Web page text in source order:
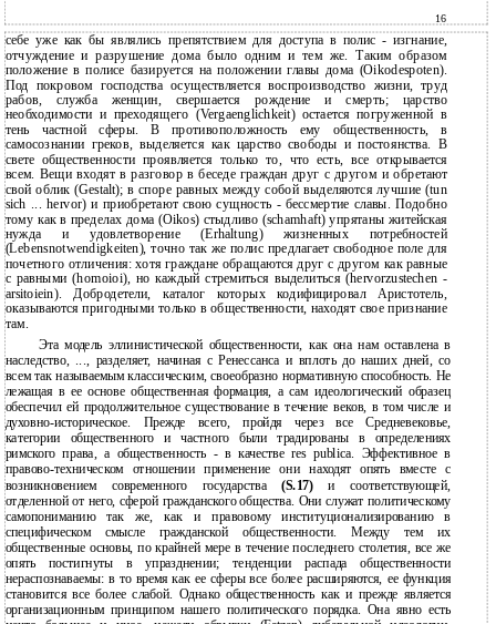
16
себе уже как бы являлись препятствием для доступа в полис - изгнание,
отчуждение и разрушение дома было одним и тем же. Таким образом
положение в полисе базируется на положении главы дома (Oikodespoten).
Под покровом господства осуществляется воспроизводство жизни, труд
рабов, служба женщин, свершается рождение и смерть; царство
необходимости и преходящего (Vergaenglichkeit) остается погруженной в
тень частной сферы. В противоположность ему общественность, в
самосознании греков, выделяется как царство свободы и постоянства. В
свете общественности проявляется только то, что есть, все открывается
всем. Вещи входят в разговор в беседе граждан друг с другом и обретают
свой облик (Gestalt); в споре равных между собой выделяются лучшие (tun
sich ... hervor) и приобретают свою сущность - бессмертие славы. Подобно
тому как в пределах дома (Oikos) стыдливо (schamhaft) упрятаны житейская
нужда и удовлетворение (Erhaltung) жизненных потребностей
(Lebensnotwendigkeiten), точно так же полис предлагает свободное поле для
почетного отличения: хотя граждане обращаются друг с другом как равные
с равными (homoioi), но каждый стремиться выделиться (hervorzustechen -
arsitoiein). Добродетели, каталог которых кодифицировал Аристотель,
оказываются пригодными только в общественности, находят свое признание
там.
Эта модель эллинистической общественности, как она нам оставлена в
наследство, ..., разделяет, начиная с Ренессанса и вплоть до наших дней, со
всем так называемым классическим, своеобразно нормативную способность. Не
лежащая в ее основе общественная формация, а сам идеологический образец
обеспечил ей продолжительное существование в течение веков, в том числе и
духовно-историческое. Прежде всего, пройдя через все Средневековье,
категории общественного и частного были традированы в определениях
римского права, а общественность - в качестве res publica. Эффективное в
правово-техническом отношении применение они находят опять вместе с
возникновением современного государства(S.17)и соответствующей,
отделенной от него, сферой гражданского общества. Они служат политическому
самопониманию так же, как и правовому институционализированию в
специфическом смысле гражданской общественности. Между тем их
общественные основы, по крайней мере в течение последнего столетия, все же
опять постигнуты в упразднении; тенденции распада общественности
нераспознаваемы: в то время как ее сферы все более расширяются, ее функция
становится все более слабой. Однако общественность как и прежде является
организационным принципом нашего политического порядка. Она явно есть